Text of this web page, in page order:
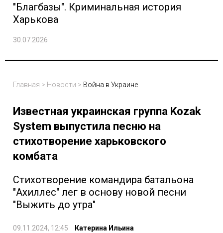
"Благбазы". Криминальная история
Харькова
30.07.2026
Главная > Новости > Война в Украине
Известная украинская группа Kozak
System выпустила песню на
стихотворение харьковского
комбата
Стихотворение командира батальона
"Ахиллес" лег в основу новой песни
"Выжить до утра"
09.11.2024, 12:45 Катерина Ильина